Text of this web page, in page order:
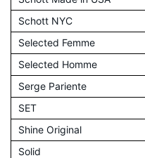
Schott NYC
Selected Femme
Selected Homme
Serge Pariente
SET
Shine Original
Solid